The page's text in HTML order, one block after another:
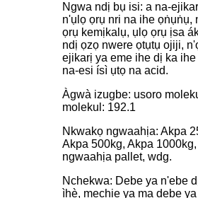
Ngwa ndị bụ isi: a na-
n'ụlọ ọrụ nri na ihe ọṅụṅụ,
ọrụ kemịkalụ, ụlọ ọrụ ịsa
ndị ọzọ nwere ọtụtụ ojiji,
ejikarị ya eme ihe dị ka
na-esi ísì ụtọ na acid.
Àgwà izugbe: usoro
molekul: 192.1
Nkwakọ ngwaahịa: Akpa
Akpa 500kg, Akpa
ngwaahịa pallet, wdg.
Nchekwa: Debe ya n'ebe
ìhè, mechie ya ma debe